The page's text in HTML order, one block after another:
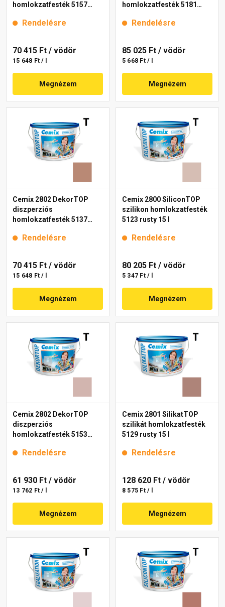
homlokzatfesték 5157
Rendelésre
70 415 Ft / vödör
15 648 Ft / l
Megnézem
homlokzatfesték 5181
Rendelésre
85 025 Ft / vödör
5 668 Ft / l
Megnézem
Cemix 2802 DekorTOP
diszperziós
homlokzatfesték 5137
Rendelésre
70 415 Ft / vödör
15 648 Ft / l
Megnézem
Cemix 2800 SiliconTOP
szilikon homlokzatfesték
5123 rusty 15 l
Rendelésre
80 205 Ft / vödör
5 347 Ft / l
Megnézem
Cemix 2802 DekorTOP
diszperziós
homlokzatfesték 5153
Rendelésre
61 930 Ft / vödör
13 762 Ft / l
Megnézem
Cemix 2801 SilikatTOP
szilikát homlokzatfesték
5129 rusty 15 l
Rendelésre
128 620 Ft / vödör
8 575 Ft / l
Megnézem